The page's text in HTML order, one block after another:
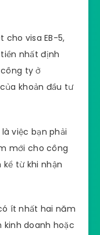
cho visa EB-5,
nhất định
ty ở
khoản đầu tư
việc bạn phải
mới cho công
từ khi nhận
ít nhất hai năm
kinh doanh hoặc